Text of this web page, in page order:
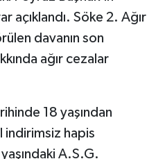
açıklandı. Söke 2. Ağır
davanın son
ağır cezalar
18 yaşından
indirimsiz hapis
A.S.G.